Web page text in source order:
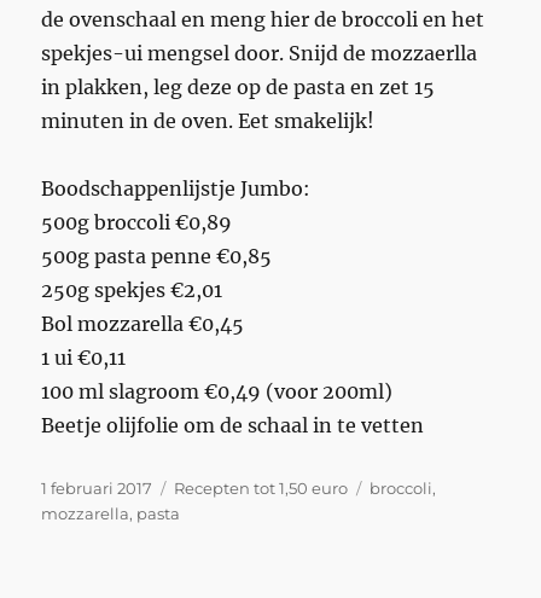
de ovenschaal en meng hier de broccoli en het
spekjes-ui mengsel door. Snijd de mozzaerlla
in plakken, leg deze op de pasta en zet 15
minuten in de oven. Eet smakelijk!
Boodschappenlijstje Jumbo:
500g broccoli €0,89
500g pasta penne €0,85
250g spekjes €2,01
Bol mozzarella €0,45
1 ui €0,11
100 ml slagroom €0,49 (voor 200ml)
Beetje olijfolie om de schaal in te vetten
Geplaatst
op
1 februari 2017 Categorieën
Recepten tot 1,50 euro Tags
broccoli,
mozzarella, pasta